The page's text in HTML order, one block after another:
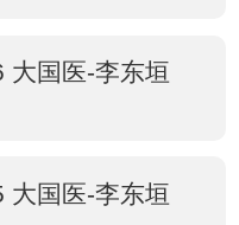
大国医-李东垣
大国医-李东垣